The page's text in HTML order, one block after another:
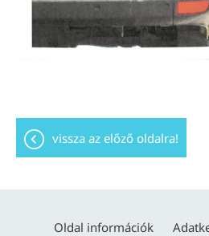
vissza az előző oldalra!
Oldal információk